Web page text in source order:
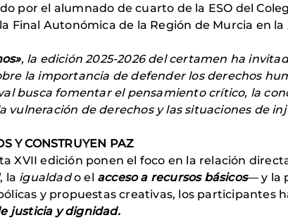
por el alumnado de cuarto de la ESO del
Final Autonómica de la Región de Murcia en
, la edición 2025-2026 del certamen ha
la importancia de defender los derechos
busca fomentar el pensamiento crítico, la
vulneración de derechos y las situaciones de
Y CONSTRUYEN PAZ
XVII edición ponen el foco en la relación
, la igualdado el acceso a recursos básicos— y la
y propuestas creativas, los participantes
justicia y dignidad.